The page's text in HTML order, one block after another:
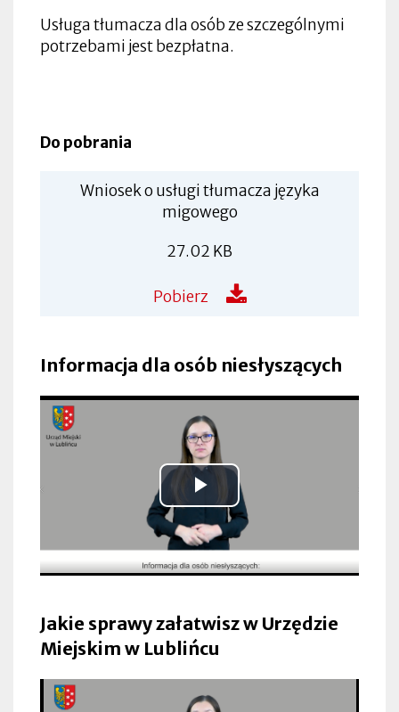
Usługa tłumacza dla osób ze szczególnymi
potrzebami jest bezpłatna.
Do pobrania
Wniosek o usługi tłumacza języka
migowego
27.02 KB
Pobierz
Informacja dla osób niesłyszących
Odtwarzaj
wideo
Jakie sprawy załatwisz w Urzędzie
Miejskim w Lublińcu